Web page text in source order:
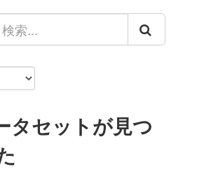
タセットが見つ